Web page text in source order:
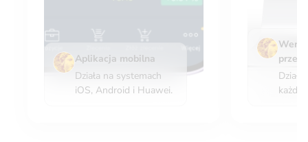
Aplikacja mobilna
Działa na systemach
iOS, Android i Huawei.